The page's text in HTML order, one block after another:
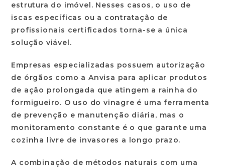
estrutura do imóvel. Nesses casos, o uso de
iscas específicas ou a contratação de
profissionais certificados torna-se a única
solução viável.
Empresas especializadas possuem autorização
de órgãos como aAnvisa para aplicar produtos
de ação prolongada que atingem a rainha do
formigueiro. O uso do vinagre é uma ferramenta
de prevenção e manutenção diária, mas o
monitoramento constante é o que garante uma
cozinha livre de invasores a longo prazo.
A combinação de métodos naturais com uma